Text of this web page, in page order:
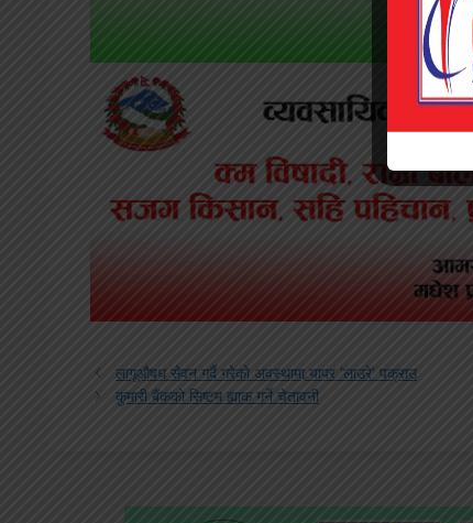
लागूऔषध सेवन गर्दै गरेको अवस्थामा र्‍यापर ‘लाउरे’ पक्राउ
कुमारी बैंकको सिष्टम ह्याक गर्ने चेतावनी